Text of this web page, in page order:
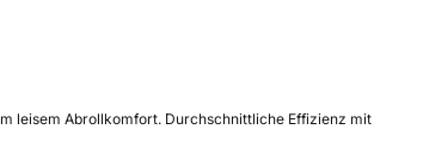
leisem Abrollkomfort. Durchschnittliche Effizienz mit